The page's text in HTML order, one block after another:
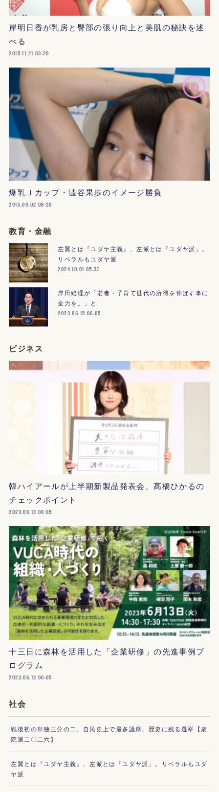
岸明日香が乳房と臀部の張り向上と美肌の秘訣を述
べる
2015.11.21 03:20
爆乳Ｊカップ・澁谷果歩のイメージ勝負
2015.09.02 08:20
教育・金融
左翼とは『ユダヤ主義』、左派とは「ユダヤ派」。
リベラルもユダヤ派
2024.10.01 05:37
岸田総理が「若者・子育て世代の所得を伸ばす事に
全力を。」と
2023.06.15 06:05
ビジネス
韓ハイアールが上半期新製品発表会、髙橋ひかるの
チェックポイント
2023.06.13 06:05
十三日に森林を活用した「企業研修」の先進事例プ
ログラム
2023.06.12 00:05
社会
戦後初の単独三分の二、自民史上で最多議席、歴史に残る選挙【衆
院選二〇二六】
左翼とは『ユダヤ主義』、左派とは「ユダヤ派」。リベラルもユダ
ヤ派